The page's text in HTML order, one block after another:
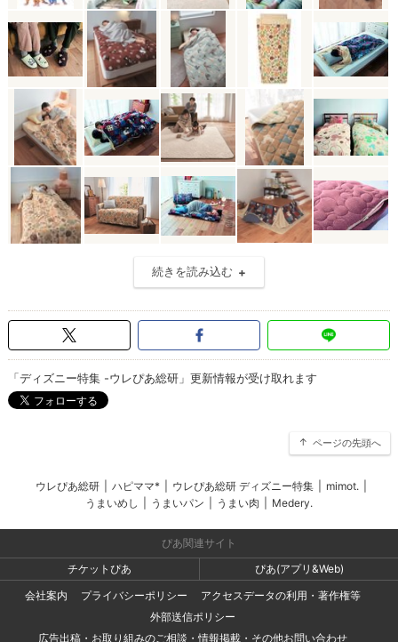
続きを読み込む
「ディズニー特集 -ウレぴあ総研」更新情報が受け取れます
ページの先頭へ
ウレぴあ総研 ハピママ* ウレぴあ総研 ディズニー特集 mimot.
うまいめし
うまいパン うまい肉 Medery.
ぴあ関連サイト
チケットぴあ
ぴあ(アプリ&Web)
会社案内
プライバシーポリシー
アクセスデータの利用・著作権等
外部送信ポリシー
広告出稿・お取り組みのご相談・情報掲載・その他お問い合わせ